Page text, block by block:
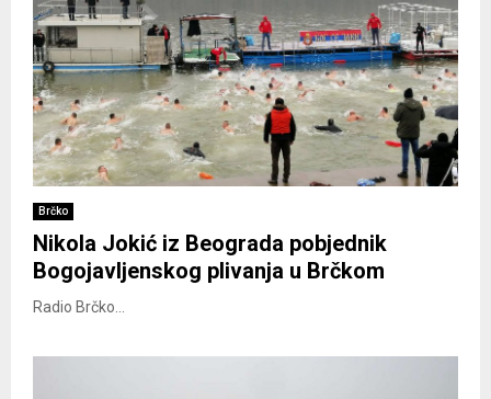
Brčko
Nikola Jokić iz Beograda pobjednik
Bogojavljenskog plivanja u Brčkom
Radio Brčko...